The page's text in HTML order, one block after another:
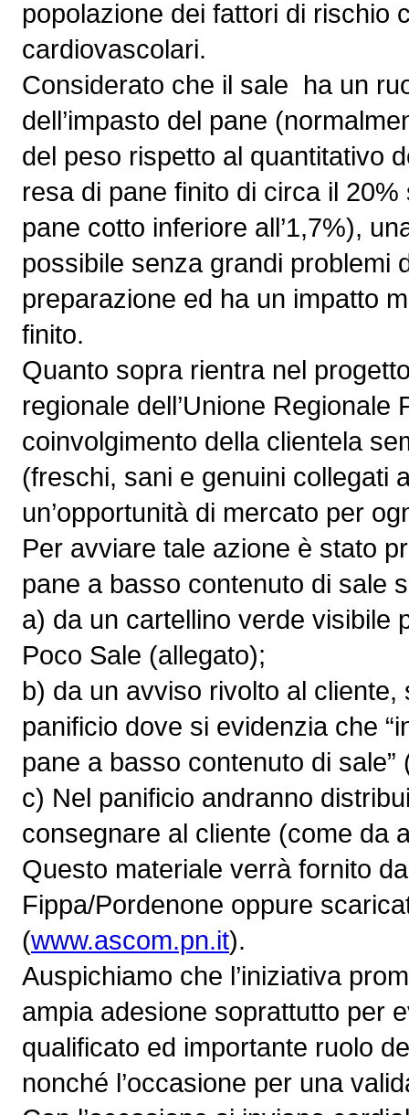
popolazione dei fattori di rischio
cardiovascolari.
Considerato che il sale ha un
dell’impasto del pane
del peso rispetto al quantitativo
resa di pane finito di circa il
pane cotto inferiore all’1,7%),
possibile senza grandi problemi
preparazione ed ha un impatto
finito.
Quanto sopra rientra nel
regionale dell’Unione
coinvolgimento della clientela
(freschi, sani e genuini collegati
un’opportunità di mercato per
Per avviare tale azione è stato
pane a basso contenuto di sale
a) da un cartellino verde visibile
Poco Sale (allegato);
b) da un avviso rivolto al
panificio dove si evidenzia che
pane a basso contenuto di sale”
c) Nel panificio andranno
consegnare al cliente (come da
Questo materiale verrà fornito
Fippa/Pordenone oppure
(www.ascom.pn.it).
Auspichiamo che l’iniziativa
ampia adesione soprattutto per
qualificato ed importante ruolo
nonché l’occasione per una